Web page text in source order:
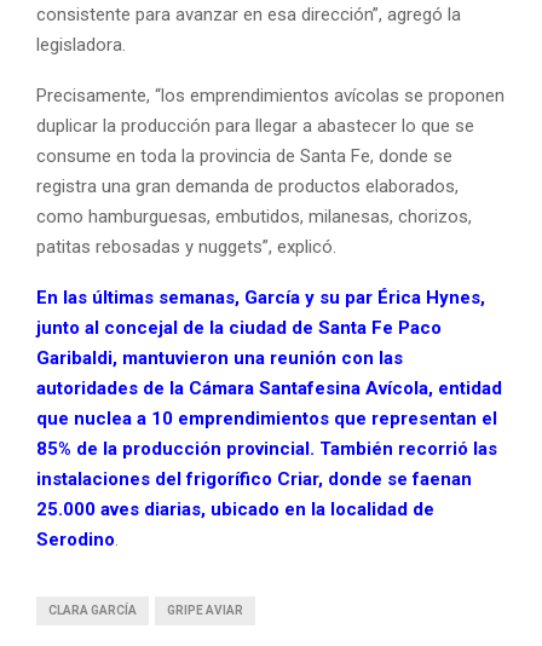
consistente para avanzar en esa dirección”, agregó la
legisladora.
Precisamente, “los emprendimientos avícolas se proponen
duplicar la producción para llegar a abastecer lo que se
consume en toda la provincia de Santa Fe, donde se
registra una gran demanda de productos elaborados,
como hamburguesas, embutidos, milanesas, chorizos,
patitas rebosadas y nuggets”, explicó.
En las últimas semanas, García y su par Érica Hynes,
junto al concejal de la ciudad de Santa Fe Paco
Garibaldi, mantuvieron una reunión con las
autoridades de la Cámara Santafesina Avícola, entidad
que nuclea a 10 emprendimientos que representan el
85% de la producción provincial. También recorrió las
instalaciones del frigorífico Criar, donde se faenan
25.000 aves diarias, ubicado en la localidad de
Serodino.
CLARA GARCÍA GRIPE AVIAR